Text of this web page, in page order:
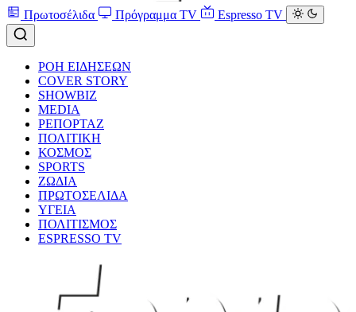
Πρωτοσέλιδα Πρόγραμμα TV Espresso TV
ΡΟΗ ΕΙΔΗΣΕΩΝ
COVER STORY
SHOWBIZ
MEDIA
ΡΕΠΟΡΤΑΖ
ΠΟΛΙΤΙΚΗ
ΚΟΣΜΟΣ
SPORTS
ΖΩΔΙΑ
ΠΡΩΤΟΣΕΛΙΔΑ
ΥΓΕΙΑ
ΠΟΛΙΤΙΣΜΟΣ
ESPRESSO TV